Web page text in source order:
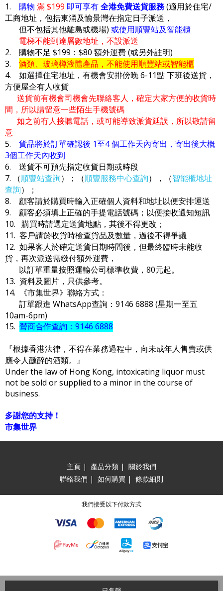
1. 購物 滿 $199 即可享有全港免費送貨服務(適用於住宅/
工商地址，包括東涌及愉景灣在指定日子派送，
但不包括其他離島或機場) 或使用順豐站及智能櫃
電梯不能到達層數地址，不設派送
2. 購物不足 $199：$80 額外運費 (或另外註明)
3. 酒類、玻璃樽液體產品，不能使用順豐站或智能櫃
4. 如選擇住宅地址，有機會安排傍晚 6-11點 下班後送貨，
方便屋企有人收貨
送貨前有機會司機會先聯絡客人，確定大家方便的收貨時
間，所以請留意一些陌生手機號碼
如之前冇人接聽電話，或可能導致派貨延誤，所以敬請留
意
5. 貨品將於訂單確認後 1至4 個工作天內寄出，寄出後大概
3個工作天內收到
6. 送貨不可預先指定收貨日期或時段
7. （順豐站查詢）；（順豐服務中心查詢），（智能櫃地址
查詢）；
8. 顧客請於購買時輸入正確個人資料和地址以便安排運送
9. 顧客必須填上正確的手提電話號碼；以便接收通知短訊
10. 購買時請選定送貨地點，其後不得更改；
11. 客戶請於收貨時檢查貨品及數量，過後不得爭議
12. 如果客人於確定送貨日期時間後，但最終臨時未能收
貨，再次派送需繳付額外運費，
以訂單重量按照運輸公司標準收費，80元起。
13. 資料及圖片，只供參考。
14. 《市集世界》聯絡方式：
訂單跟進 WhatsApp查詢：9146 6888 (星期一至五
10am-6pm)
15. 營商合作查詢：9146 6888
『根據香港法律，不得在業務過程中，向未成年人售賣或供
應令人醺醉的酒類。』
Under the law of Hong Kong, intoxicating liquor must
not be sold or supplied to a minor in the course of
business.
多謝您的支持！
市集世界
主頁 | 產品分類 | 關於我們
聯絡我們 | 如何購買 | 條款細則
我們接受以下付款方式